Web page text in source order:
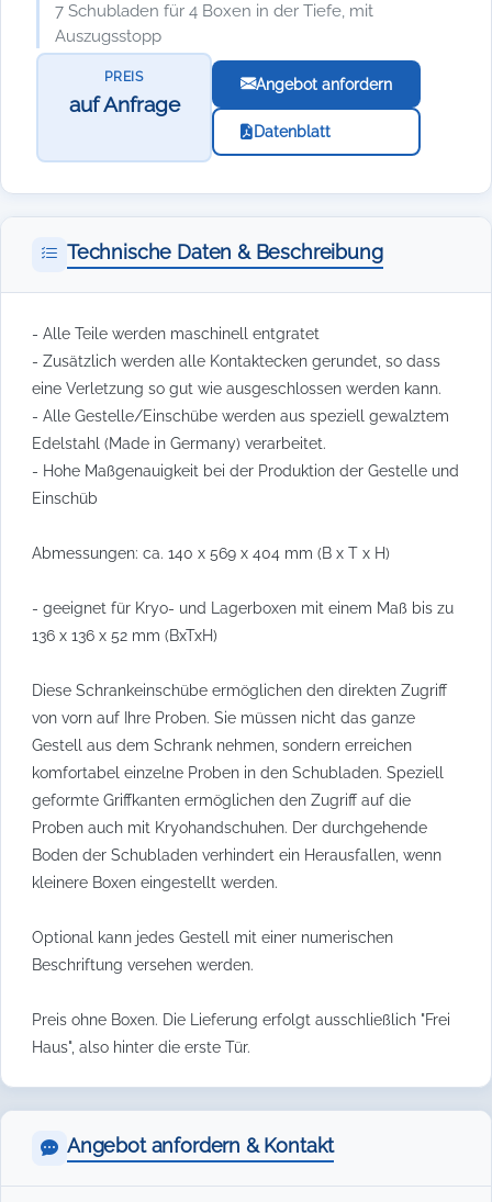
7 Schubladen für 4 Boxen in der Tiefe, mit
Auszugsstopp
PREIS
auf Anfrage
Angebot anfordern
Datenblatt
Technische Daten & Beschreibung
- Alle Teile werden maschinell entgratet
- Zusätzlich werden alle Kontaktecken gerundet, so dass
eine Verletzung so gut wie ausgeschlossen werden kann.
- Alle Gestelle/Einschübe werden aus speziell gewalztem
Edelstahl (Made in Germany) verarbeitet.
- Hohe Maßgenauigkeit bei der Produktion der Gestelle und
Einschüb
Abmessungen: ca. 140 x 569 x 404 mm (B x T x H)
- geeignet für Kryo- und Lagerboxen mit einem Maß bis zu
136 x 136 x 52 mm (BxTxH)
Diese Schrankeinschübe ermöglichen den direkten Zugriff
von vorn auf Ihre Proben. Sie müssen nicht das ganze
Gestell aus dem Schrank nehmen, sondern erreichen
komfortabel einzelne Proben in den Schubladen. Speziell
geformte Griffkanten ermöglichen den Zugriff auf die
Proben auch mit Kryohandschuhen. Der durchgehende
Boden der Schubladen verhindert ein Herausfallen, wenn
kleinere Boxen eingestellt werden.
Optional kann jedes Gestell mit einer numerischen
Beschriftung versehen werden.
Preis ohne Boxen. Die Lieferung erfolgt ausschließlich "Frei
Haus", also hinter die erste Tür.
Angebot anfordern & Kontakt